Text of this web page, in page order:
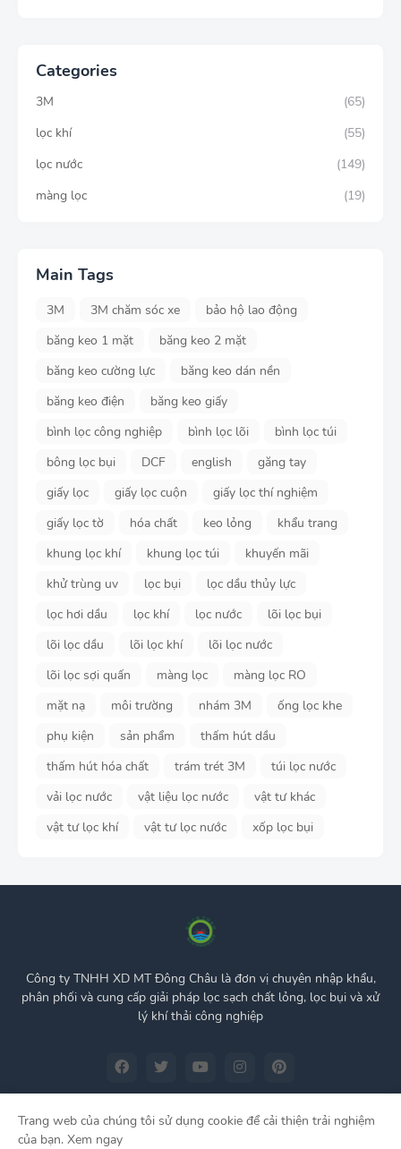
Categories
3M
(65)
lọc khí
(55)
lọc nước
(149)
màng lọc
(19)
Main Tags
3M 3M chăm sóc xe
bảo hộ lao động
băng keo 1 mặt
băng keo 2 mặt
băng keo cường lực
băng keo dán nền
băng keo điện
băng keo giấy
bình lọc công nghiệp
bình lọc lõi
bình lọc túi
bông lọc bụi
DCF english
găng tay
giấy lọc
giấy lọc cuộn
giấy lọc thí nghiệm
giấy lọc tờ
hóa chất keo lỏng
khẩu trang
khung lọc khí
khung lọc túi
khuyến mãi
khử trùng uv
lọc bụi
lọc dầu thủy lực
lọc hơi dầu
lọc khí lọc nước
lõi lọc bụi
lõi lọc dầu
lõi lọc khí
lõi lọc nước
lõi lọc sợi quấn
màng lọc
màng lọc RO
mặt nạ
môi trường nhám 3M
ống lọc khe
phụ kiện
sản phẩm
thấm hút dầu
thấm hút hóa chất
trám trét 3M
túi lọc nước
vải lọc nước
vật liệu lọc nước
vật tư khác
vật tư lọc khí
vật tư lọc nước xốp lọc bụi
Công ty TNHH XD MT Đông Châu là đơn vị chuyên nhập khẩu,
phân phối và cung cấp giải pháp lọc sạch chất lỏng, lọc bụi và xử
lý khí thải công nghiệp
Trang web của chúng tôi sử dụng cookie để cải thiện trải nghiệm
của bạn. Xem ngay